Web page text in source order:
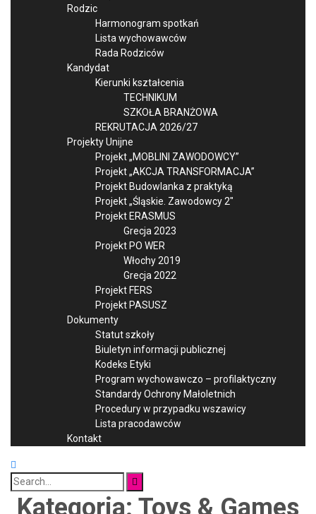
Rodzic
Harmonogram spotkań
Lista wychowawców
Rada Rodziców
Kandydat
Kierunki kształcenia
TECHNIKUM
SZKOŁA BRANŻOWA
REKRUTACJA 2026/27
Projekty Unijne
Projekt „MOBLINI ZAWODOWCY”
Projekt „AKCJA TRANSFORMACJA”
Projekt Budowlanka z praktyką
Projekt „Śląskie. Zawodowcy 2″
Projekt ERASMUS
Grecja 2023
Projekt PO WER
Włochy 2019
Grecja 2022
Projekt FERS
Projekt PASUSZ
Dokumenty
Statut szkoły
Biuletyn informacji publicznej
Kodeks Etyki
Program wychowawczo – profilaktyczny
Standardy Ochrony Małoletnich
Procedury w przypadku wszawicy
Lista pracodawców
Kontakt
Search
for:Kategoria: Toys & Games